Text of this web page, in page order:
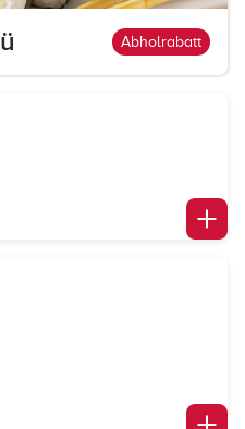
Abholrabatt